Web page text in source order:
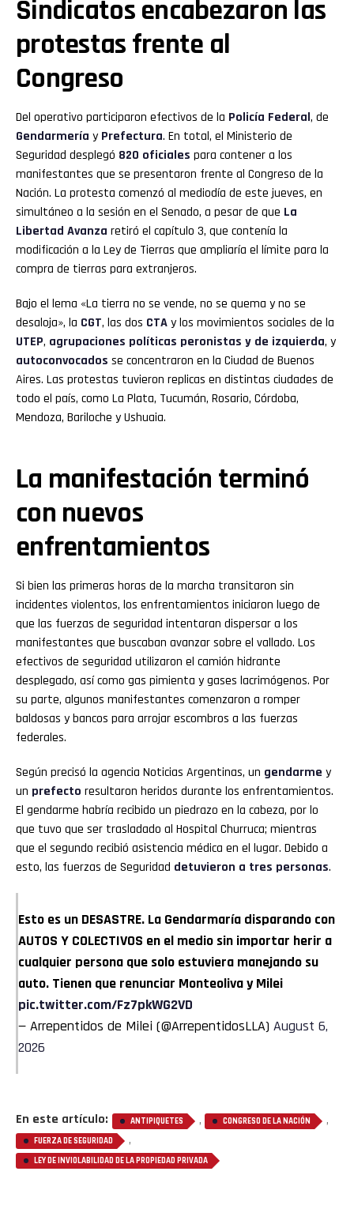
Sindicatos encabezaron las
protestas frente al
Congreso
Del operativo participaron efectivos de la Policía Federal, de
Gendarmería y Prefectura. En total, el Ministerio de
Seguridad desplegó 820 oficiales para contener a los
manifestantes que se presentaron frente al Congreso de la
Nación. La protesta comenzó al mediodía de este jueves, en
simultáneo a la sesión en el Senado, a pesar de que La
Libertad Avanza retiró el capítulo 3, que contenía la
modificación a la Ley de Tierras que ampliaría el límite para la
compra de tierras para extranjeros.
Bajo el lema «La tierra no se vende, no se quema y no se
desaloja», la CGT, las dos CTAy los movimientos sociales de la
UTEP, agrupaciones políticas peronistas y de izquierda, y
autoconvocados se concentraron en la Ciudad de Buenos
Aires. Las protestas tuvieron replicas en distintas ciudades de
todo el país, como La Plata, Tucumán, Rosario, Córdoba,
Mendoza, Bariloche y Ushuaia.
La manifestación terminó
con nuevos
enfrentamientos
Si bien las primeras horas de la marcha transitaron sin
incidentes violentos, los enfrentamientos iniciaron luego de
que las fuerzas de seguridad intentaran dispersar a los
manifestantes que buscaban avanzar sobre el vallado. Los
efectivos de seguridad utilizaron el camión hidrante
desplegado, así como gas pimienta y gases lacrimógenos. Por
su parte, algunos manifestantes comenzaron a romper
baldosas y bancos para arrojar escombros a las fuerzas
federales.
Según precisó la agencia Noticias Argentinas, un gendarme y
un prefecto resultaron heridos durante los enfrentamientos.
El gendarme habría recibido un piedrazo en la cabeza, por lo
que tuvo que ser trasladado al Hospital Churruca; mientras
que el segundo recibió asistencia médica en el lugar. Debido a
esto, las fuerzas de Seguridad detuvieron a tres personas.
Esto es un DESASTRE. La Gendarmaría disparando con
AUTOS Y COLECTIVOS en el medio sin importar herir a
cualquier persona que solo estuviera manejando su
auto. Tienen que renunciar Monteoliva y Milei
pic.twitter.com/Fz7pkWG2VD
— Arrepentidos de Milei (@ArrepentidosLLA) August 6,
2026
En este artículo: ANTIPIQUETES , CONGRESO DE LA NACIÓN ,
FUERZA DE SEGURIDAD ,
LEY DE INVIOLABILIDAD DE LA PROPIEDAD PRIVADA